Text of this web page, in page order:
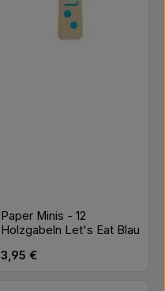
Paper Minis - 12
Holzgabeln Let's Eat Blau
Regulärer Preis:
3,95 €